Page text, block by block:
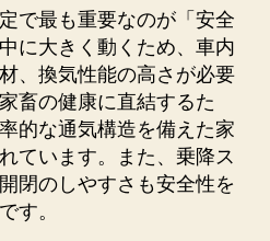
で最も重要なのが「安全
に大きく動くため、車内
、換気性能の高さが必要
畜の健康に直結するた
的な通気構造を備えた家
ています。また、乗降ス
閉のしやすさも安全性を
す。